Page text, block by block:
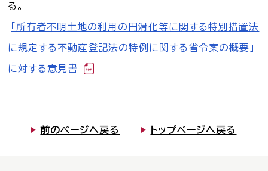
る。
「所有者不明土地の利用の円滑化等に関する特別措置法
に規定する不動産登記法の特例に関する省令案の概要」
に対する意見書
前のページへ戻る トップページへ戻る